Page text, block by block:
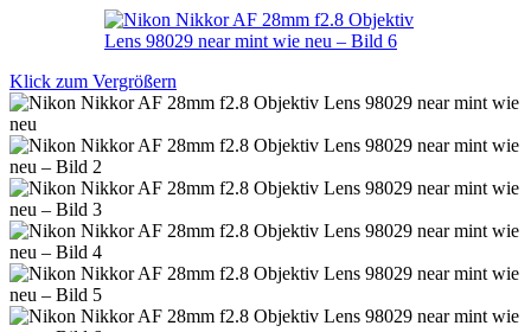
Klick zum Vergrößern